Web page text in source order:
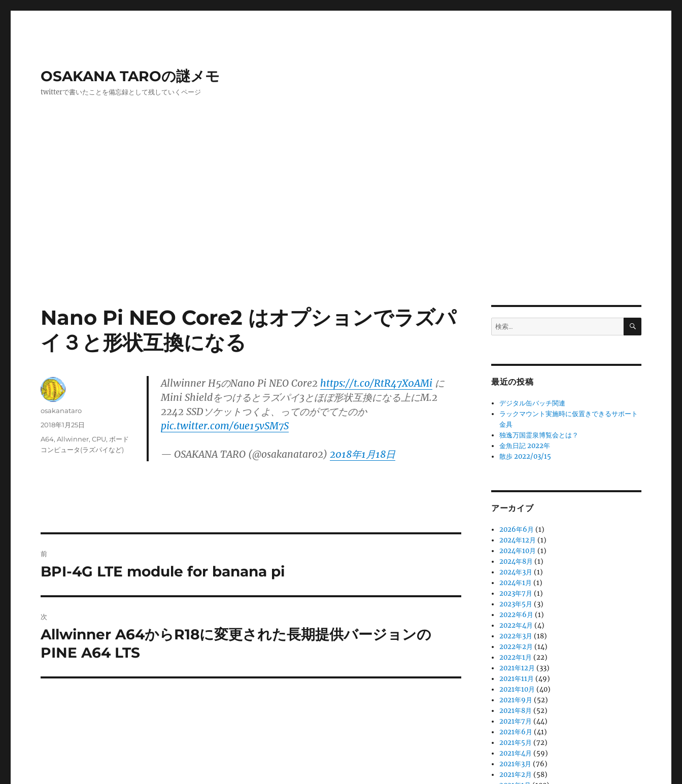
OSAKANA TAROの謎メモ
twitterで書いたことを備忘録として残していくページ
Nano Pi NEO Core2 はオプションでラズパ
イ３と形状互換になる
Allwinner H5のNano Pi NEO Core2 https://t.co/RtR47X0AMiに
Mini Shieldをつけるとラズパイ3とほぼ形状互換になる上にM.2
2242 SSDソケットつくよ、ってのがでてたのか
pic.twitter.com/6ue15vSM7S
— OSAKANA TARO (@osakanataro2) 2018年1月18日
投
osakanataro
投
2018年1月25日
カ
テ
A64,Allwinner,CPU, ボード
コンピュータ(ラズパイなど)
稿
ゲ
ー
前
前
投
稿:
BPI-4G LTE module for banana pi
次
次
の
投
稿:
Allwinner A64からR18に変更された長期提供バージョンの
PINE A64 LTS
検
索:
検
最近の投稿
デジタル缶バッチ関連
ラックマウント実施時に仮置きできるサポート
金具
独逸万国霊泉博覧会とは？
金魚日記 2022年
散歩 2022/03/15
アーカイブ
2026年6月 (1)
2024年12月 (1)
2024年10月 (1)
2024年8月 (1)
2024年3月 (1)
2024年1月 (1)
2023年7月 (1)
2023年5月 (3)
2022年6月 (1)
2022年4月 (4)
2022年3月 (18)
2022年2月 (14)
2022年1月 (22)
2021年12月 (33)
2021年11月 (49)
2021年10月 (40)
2021年9月 (52)
2021年8月 (52)
2021年7月 (44)
2021年6月 (41)
2021年5月 (72)
2021年4月 (59)
2021年3月 (76)
2021年2月 (58)